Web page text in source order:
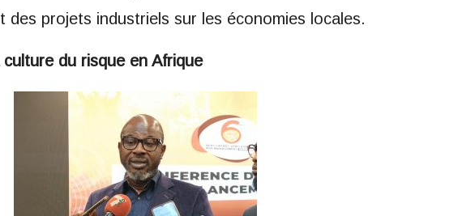
des projets industriels sur les économies locales.
du risque en Afrique